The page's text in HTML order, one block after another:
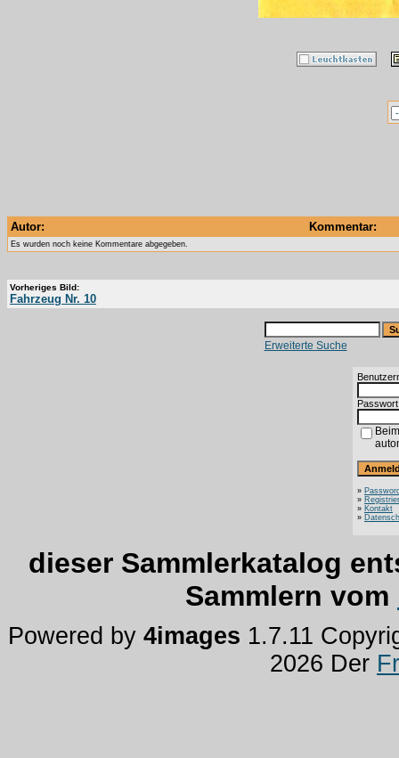
Autor: Kommentar:
Es wurden noch keine Kommentare abgegeben.
Vorheriges Bild:
Fahrzeug Nr. 10
Erweiterte Suche
»
»
» Kontakt
»
dieser Sammlerkatalog
Sammlern vom
Powered by 4images 1.7.11
2026 Der